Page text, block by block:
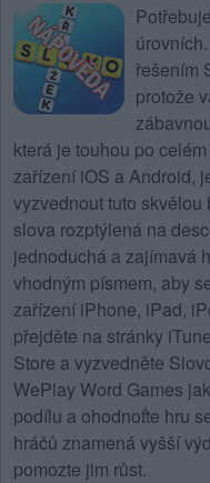
úrovních
řešením
protože
která je touhou po
zařízení iOS a Android,
vyzvednout tuto
slova rozptýlená na
jednoduchá a zajímavá
vhodným písmem, aby
zařízení iPhone, iPad,
přejděte na stránky
Store a vyzvedněte
WePlay Word Games
podílu a ohodnoťte hru
hráčů znamená vyšší
pomozte jim růst.